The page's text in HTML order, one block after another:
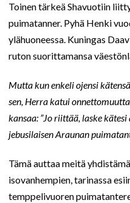
Toinen tärkeä Shavuotiin
puimatanner. Pyhä Henki
ylähuoneessa. Kuningas
ruton suorittamansa
Mutta kun enkeli ojensi
sen, Herra katui
kansaa: ”Jo riittää, laske
jebusilaisen Araunan
Tämä auttaa meitä
isovanhempien, tarinassa
temppelivuoren